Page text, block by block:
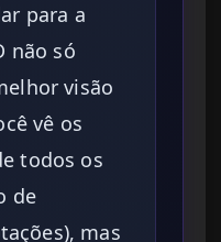
para a
não só
visão
vê os
todos os
de
mas